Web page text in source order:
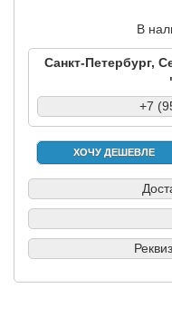
В
Санкт-Петербург,
+7
ХОЧУ ДЕШЕВЛЕ